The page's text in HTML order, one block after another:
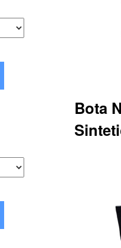
Bota